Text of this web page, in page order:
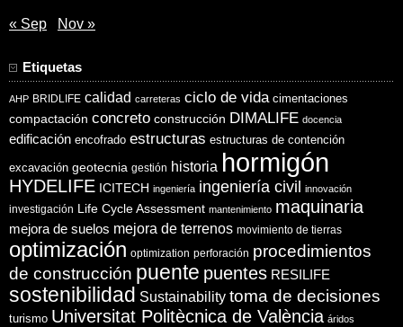
« Sep Nov »
Etiquetas
AHP BRIDLIFE calidad carreteras ciclo de vida cimentaciones
compactación concreto construcción DIMALIFE docencia
edificación encofrado estructuras estructuras de contención
excavación geotecnia gestión historia hormigón
HYDELIFE ICITECH ingeniería ingeniería civil innovación
investigación Life Cycle Assessment mantenimiento maquinaria
mejora de suelos mejora de terrenos movimiento de tierras
optimización optimization perforación procedimientos
de construcción puente puentes RESILIFE
sostenibilidad Sustainability toma de decisiones
turismo Universitat Politècnica de València áridos